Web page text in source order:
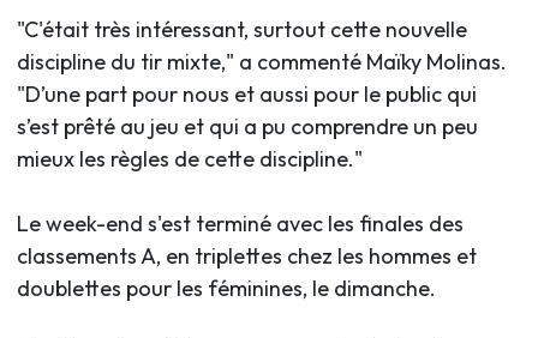
"C'était très intéressant, surtout cette nouvelle
discipline du tir mixte," a commenté Maïky Molinas.
"D’une part pour nous et aussi pour le public qui
s’est prêté au jeu et qui a pu comprendre un peu
mieux les règles de cette discipline."
Le week-end s'est terminé avec les finales des
classements A, en triplettes chez les hommes et
doublettes pour les féminines, le dimanche.